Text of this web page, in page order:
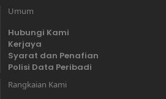
Umum
Hubungi Kami
Kerjaya
Syarat dan Penafian
Polisi Data Peribadi
Rangkaian Kami